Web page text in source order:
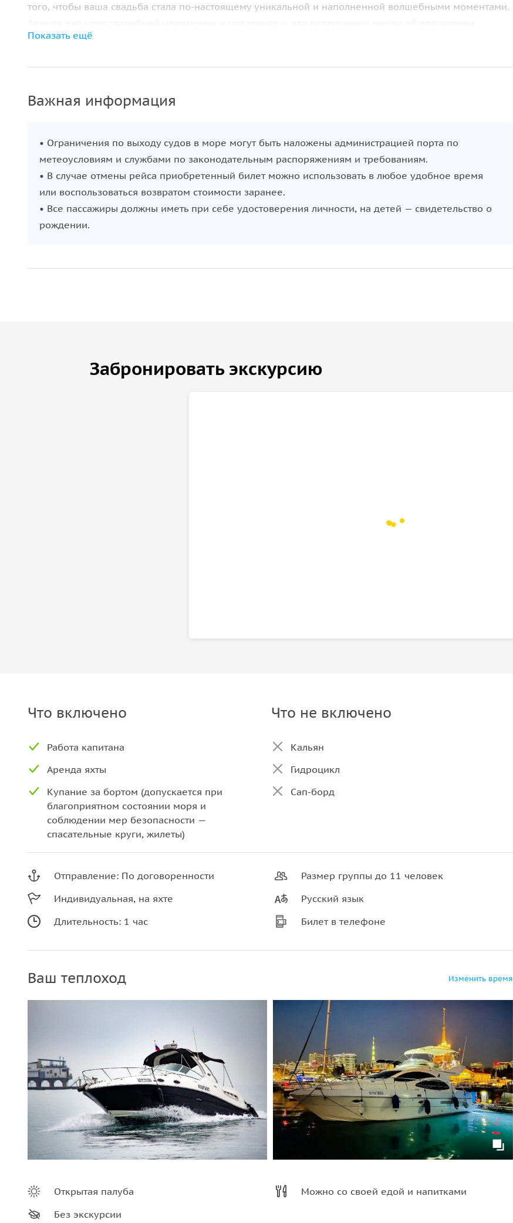
того, чтобы ваша свадьба стала по-настоящему уникальной и наполненной волшебными моментами.
стильном и абсолютно индивидуальном торжестве.
Преимущества свадьбы на яхте:
палубе на фоне открытого моря и закатного солнца;
принадлежать только вам — никаких случайных прохожих, только избранные гости и команда,
работающая для вашего комфорта;
невероятные фото и видео: лазурное море, паруса, яхта как символ путешествия в новую жизнь
— эти кадры останутся с вами навсегда и будут выглядеть как страницы из глянцевого журнала;
готовое праздничное пространство: яхта — это уже украшенная, элегантная площадка. Мы
поможем организовать зону для церемонии, банкетный стол под тентом, танцпол и уютные
вдоль побережья Сочи. Быстрая и динамичная прогулка на скоростном катере или плавное,
Показать ещё
Важная информация
• Ограничения по выходу судов в море могут быть наложены администрацией порта по
метеоусловиям и службами по законодательным распоряжениям и требованиям.
• В случае отмены рейса приобретенный билет можно использовать в любое удобное время
или воспользоваться возвратом стоимости заранее.
• Все пассажиры должны иметь при себе удостоверения личности, на детей — свидетельство о
рождении.
Забронировать экскурсию
Что включено
Работа капитана
Аренда яхты
Купание за бортом (допускается при
благоприятном состоянии моря и
соблюдении мер безопасности —
спасательные круги, жилеты)
Что не включено
Кальян
Гидроцикл
Сап-борд
Отправление: По договоренности
Индивидуальная, на яхте
Длительность: 1 час
Размер группы до 11 человек
Русский язык
Билет в телефоне
Ваш теплоход Изменить время
Открытая палуба
Без экскурсии
Можно со своей едой и напитками